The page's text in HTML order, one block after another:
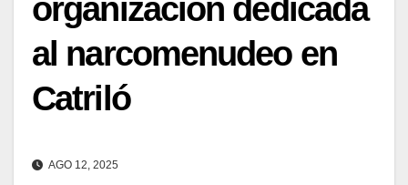
organización dedicada
al narcomenudeo en
Catriló
AGO 12, 2025